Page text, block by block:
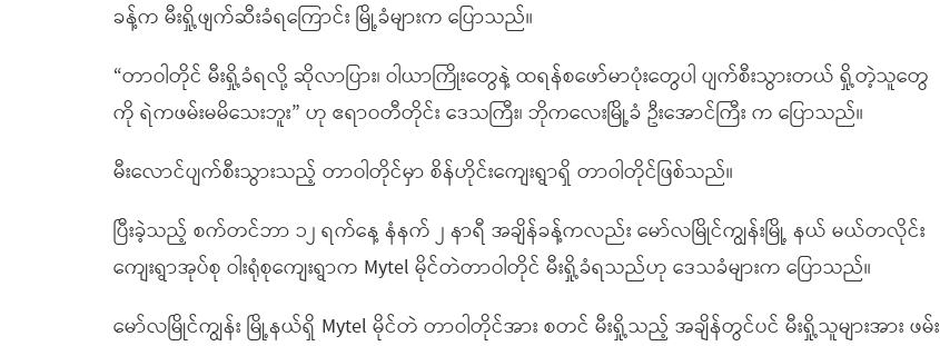
ခန့်က မီးရှို့ဖျက်ဆီးခံရကြောင်း မြို့ခံများက ပြောသည်။
“တာဝါတိုင် မီးရှို့ခံရလို့ ဆိုလာပြား၊ ဝါယာကြိုးတွေနဲ့ ထရန်စဖော်မာပုံးတွေပါ ပျက်စီးသွားတယ် ရှို့တဲ့သူတွေ
ကို ရဲကဖမ်းမမိသေးဘူး” ဟု ဧရာဝတီတိုင်း ဒေသကြီး၊ ဘိုကလေးမြို့ခံ ဦးအောင်ကြီး က ပြောသည်။
မီးလောင်ပျက်စီးသွားသည့် တာဝါတိုင်မှာ စိန်ဟိုင်းကျေးရွာရှိ တာဝါတိုင်ဖြစ်သည်။
ပြီးခဲ့သည့် စက်တင်ဘာ ၁၂ ရက်နေ့ နံနက် ၂ နာရီ အချိန်ခန့်ကလည်း မော်လမြိုင်ကျွန်းမြို့ နယ် မယ်တလိုင်း
ကျေးရွာအုပ်စု ဝါးရုံစုကျေးရွာက Mytel မိုင်တဲတာဝါတိုင် မီးရှို့ခံရသည်ဟု ဒေသခံများက ပြောသည်။
မော်လမြိုင်ကျွန်း မြို့နယ်ရှိ Mytel မိုင်တဲ တာဝါတိုင်အား စတင် မီးရှို့သည့် အချိန်တွင်ပင် မီးရှို့သူများအား ဖမ်း